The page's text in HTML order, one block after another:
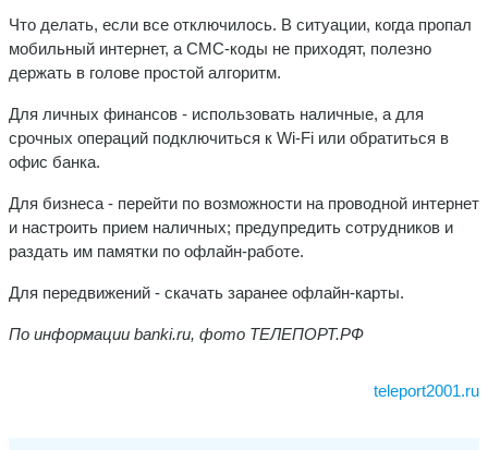
Что делать, если все отключилось. В ситуации, когда пропал
мобильный интернет, а СМС-коды не приходят, полезно
держать в голове простой алгоритм.
Для личных финансов - использовать наличные, а для
срочных операций подключиться к Wi-Fi или обратиться в
офис банка.
Для бизнеса - перейти по возможности на проводной интернет
и настроить прием наличных; предупредить сотрудников и
раздать им памятки по офлайн-работе.
Для передвижений - скачать заранее офлайн-карты.
По информации banki.ru, фото ТЕЛЕПОРТ.РФ
teleport2001.ru